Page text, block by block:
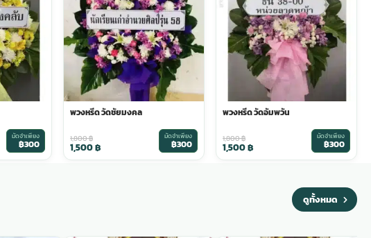
มัดจำเพียง
฿300
พวงหรีด วัดชัยมงคล
1,800฿
1,500฿
มัดจำเพียง
฿300
พวงหรีด วัดอัมพวัน
1,800฿
1,500฿
มัดจำเพียง
฿300
ดูทั้งหมด